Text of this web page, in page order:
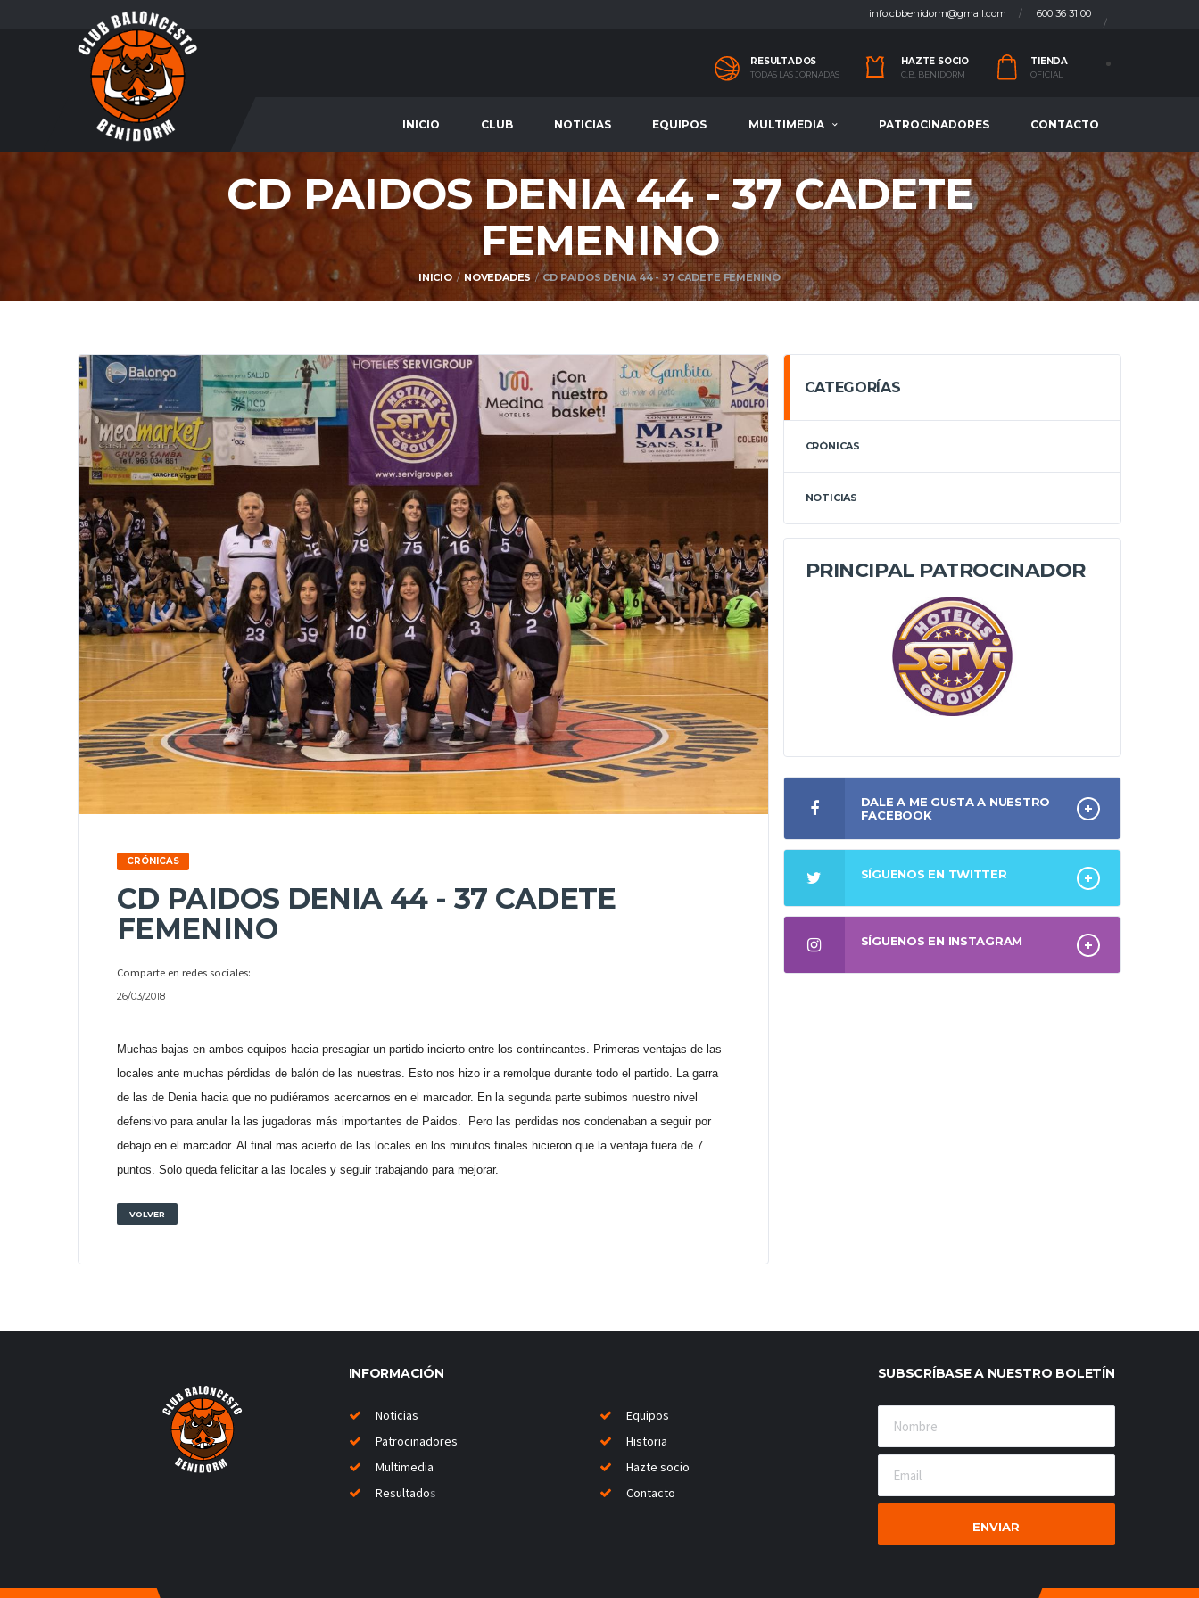
600 36 31 00
info.cbbenidorm@gmail.com
RESULTADOS
TODAS LAS JORNADAS
HAZTE SOCIO
C.B. BENIDORM
TIENDA
OFICIAL
INICIO CLUB NOTICIAS EQUIPOS MULTIMEDIA PATROCINADORES CONTACTO
CD PAIDOS DENIA 44 - 37 CADETE
FEMENINO
INICIO NOVEDADES CD PAIDOS DENIA 44 - 37 CADETE FEMENINO
CRÓNICAS
CD PAIDOS DENIA 44 - 37 CADETE
FEMENINO
Comparte en redes sociales:
26/03/2018
Muchas bajas en ambos equipos hacia presagiar un partido incierto entre los contrincantes. Primeras ventajas de las
locales ante muchas pérdidas de balón de las nuestras. Esto nos hizo ir a remolque durante todo el partido. La garra
de las de Denia hacia que no pudiéramos acercarnos en el marcador. En la segunda parte subimos nuestro nivel
defensivo para anular la las jugadoras más importantes de Paidos. Pero las perdidas nos condenaban a seguir por
debajo en el marcador. Al final mas acierto de las locales en los minutos finales hicieron que la ventaja fuera de 7
puntos. Solo queda felicitar a las locales y seguir trabajando para mejorar.
VOLVER
CATEGORÍAS
CRÓNICAS
NOTICIAS
PRINCIPAL PATROCINADOR
DALE A ME GUSTA A NUESTRO
FACEBOOK
SÍGUENOS EN TWITTER
SÍGUENOS EN INSTAGRAM
INFORMACIÓN
Noticias
Equipos
Patrocinadores
Historia
Multimedia
Hazte socio
Resultados Contacto
SUBSCRÍBASE A NUESTRO BOLETÍN